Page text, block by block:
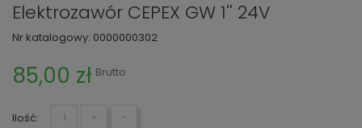
Elektrozawór CEPEX GW 1'' 24V
Nr katalogowy: 0000000302
85,00 zł Brutto
Ilość: + −